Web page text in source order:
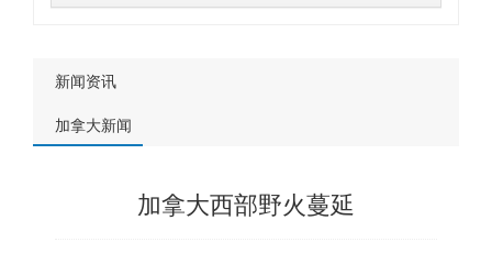
新闻资讯
加拿大新闻
加拿大西部野火蔓延